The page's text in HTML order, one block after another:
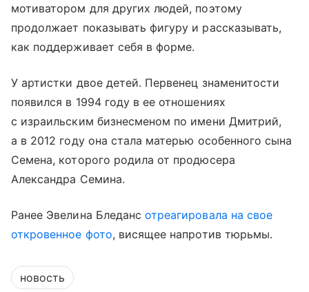
мотиватором для других людей, поэтому
продолжает показывать фигуру и рассказывать,
как поддерживает себя в форме.
У артистки двое детей. Первенец знаменитости
появился в 1994 году в ее отношениях
с израильским бизнесменом по имени Дмитрий,
а в 2012 году она стала матерью особенного сына
Семена, которого родила от продюсера
Александра Семина.
Ранее Эвелина Бледансотреагировала на свое
откровенное фото, висящее напротив тюрьмы.
новость